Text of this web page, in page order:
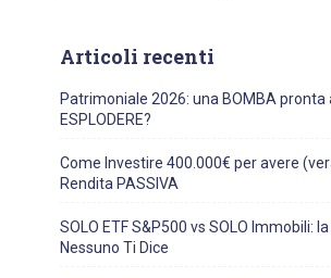
Articoli recenti
Patrimoniale 2026: una BOMBA pronta
ESPLODERE?
Come Investire 400.000€ per avere
Rendita PASSIVA
SOLO ETF S&P500 vs SOLO Immobili:
Nessuno Ti Dice